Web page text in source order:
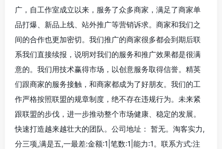
广，自工作室成立以来，服务了众多商家，满足了商家单
品打爆、新品上线、站外推广等营销诉求。商家和我们之
间的合作也更加密切。我们推广的商家很多都会到期后联
系我们直接续报，说明对我们的服务和推广效果都是很满
意的。我们用技术赢得市场，以创意服务取得信誉。精英
们跟商家的服务接触，和商家都成为了好朋友。我们的工
作严格按照联盟的规章制度，绝不存在违规行为。未来紧
跟联盟的步伐，进一步推动整个市场健康、稳定的发展。
快速打造越来越壮大的团队。公司地址： 暂无。淘客实力,
分三项,满是五,一最差:金额:1|笔数:1|能力:1。联系方式:注